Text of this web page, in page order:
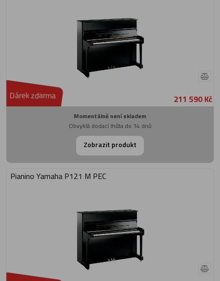
Dárek zdarma 211 590 Kč
Momentálně není skladem
Obvyklá dodací lhůta do 14 dnů
Zobrazit produkt
Pianino Yamaha P121 M PEC